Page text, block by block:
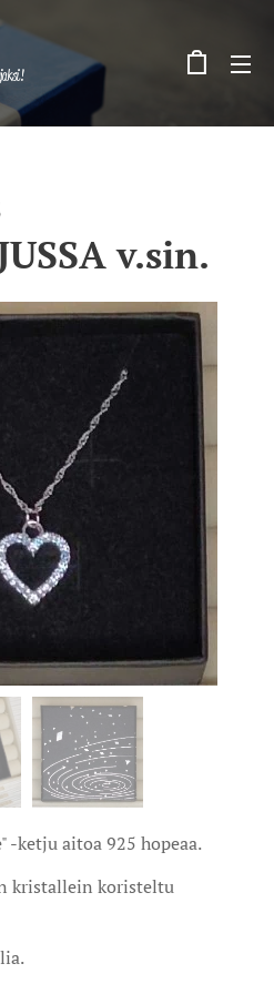
v.sin.
-ketju aitoa 925 hopeaa.
kristallein koristeltu